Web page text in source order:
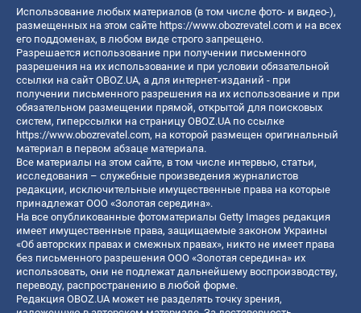
Использование любых материалов (в том числе фото- и видео-),
размещенных на этом сайте https://www.obozrevatel.com и на всех
его поддоменах, в любом виде строго запрещено.
Разрешается использование при получении письменного
разрешения на их использование и при условии обязательной
ссылки на сайт OBOZ.UA, а для интернет-изданий - при
получении письменного разрешения на их использование и при
обязательном размещении прямой, открытой для поисковых
систем, гиперссылки на страницу OBOZ.UA по ссылке
https://www.obozrevatel.com, на которой размещен оригинальный
материал в первом абзаце материала.
Все материалы на этом сайте, в том числе интервью, статьи,
исследования – служебные произведения журналистов
редакции, исключительные имущественные права на которые
принадлежат ООО «Золотая середина».
На все опубликованные фотоматериалы Getty Images редакция
имеет имущественные права, защищаемые законом Украины
«Об авторских правах и смежных правах», никто не имеет права
без письменного разрешения ООО «Золотая середина» их
использовать, они не подлежат дальнейшему воспроизводству,
переводу, распространению в любой форме.
Редакция OBOZ.UA может не разделять точку зрения,